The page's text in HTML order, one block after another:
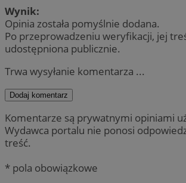
Wynik:
Opinia została pomyślnie dodana.
Po przeprowadzeniu weryfikacji, jej
udostępniona publicznie.
Trwa wysyłanie komentarza ...
Dodaj komentarz
Komentarze są prywatnymi opiniami
Wydawca portalu nie ponosi
treść.
* pola obowiązkowe